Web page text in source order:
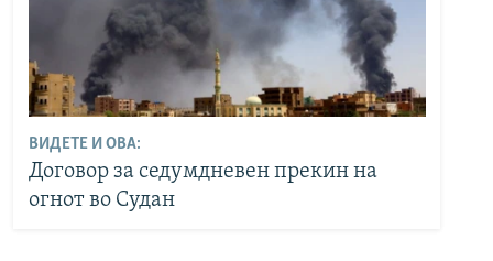
ВИДЕТЕ И ОВА:
Договор за седумдневен прекин на
огнот во Судан